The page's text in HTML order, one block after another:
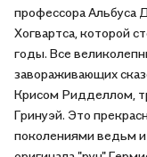
профессора Альбуса
Хогвартса, которой
годы. Все
завораживающих
Крисом Ридделлом,
Гринуэй. Это
поколениями ведьм